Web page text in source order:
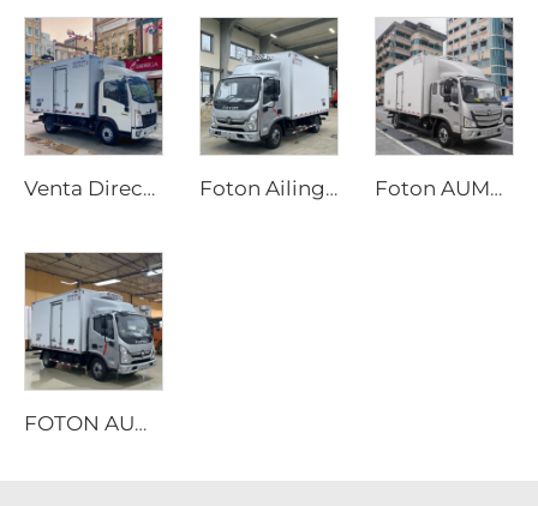
Venta Directa Furgón de Carga Pequeño Doble Cabina Refrigerado Nuevo Diesel Transmisión Manual Camión Refrigerado para Alimentos y Helados para Ghana Foton Ailing Express, Transmisión Manual, Condición Nueva, Euro 6, Camión Frigorífico para Alimentos Frescos, Combustible Diésel, Camión de Logística y Transporte Refrigerado para Foton AUMARK 4x2 Condición Nueva, Camión de Caja Diésel 5 Toneladas, Transmisión Manual, Camión Frigorífico para Alimentos, Camión de Almacenamiento y Transporte con Congelador
FOTON AUMARK 4*2 Camión Frigorífico Diésel 6 Toneladas, Transmisión Manual, Camión Refrigerado para Alimentos Congelados Nuevo